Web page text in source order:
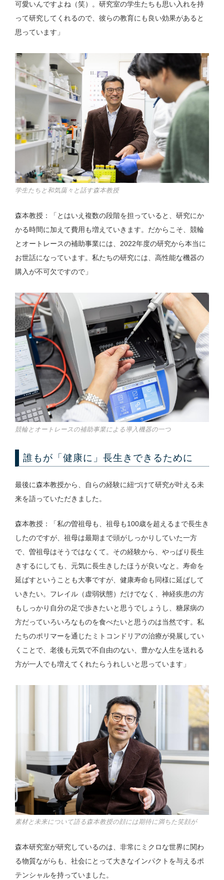
可愛いんですよね（笑）。研究室の学生たちも思い入れを持
って研究してくれるので、彼らの教育にも良い効果があると
思っています」
学生たちと和気藹々と話す森本教授
森本教授：「とはいえ複数の段階を担っていると、研究にか
かる時間に加えて費用も増えていきます。だからこそ、競輪
とオートレースの補助事業には、2022年度の研究から本当に
お世話になっています。私たちの研究には、高性能な機器の
購入が不可欠ですので」
競輪とオートレースの補助事業による導入機器の一つ
誰もが「健康に」長生きできるために
最後に森本教授から、自らの経験に紐づけて研究が叶える未
来を語っていただきました。
森本教授：「私の曽祖母も、祖母も100歳を超えるまで長生き
したのですが、祖母は最期まで頭がしっかりしていた一方
で、曽祖母はそうではなくて。その経験から、やっぱり長生
きするにしても、元気に長生きしたほうが良いなと。寿命を
延ばすということも大事ですが、健康寿命も同様に延ばして
いきたい。フレイル（虚弱状態）だけでなく、神経疾患の方
もしっかり自分の足で歩きたいと思うでしょうし、糖尿病の
方だっていろいろなものを食べたいと思うのは当然です。私
たちのポリマーを通じたミトコンドリアの治療が発展してい
くことで、老後も元気で不自由のない、豊かな人生を送れる
方が一人でも増えてくれたらうれしいと思っています」
素材と未来について語る森本教授の顔には期待に満ちた笑顔が
森本研究室が研究しているのは、非常にミクロな世界に関わ
る物質ながらも、社会にとって大きなインパクトを与えるポ
テンシャルを持っていました。